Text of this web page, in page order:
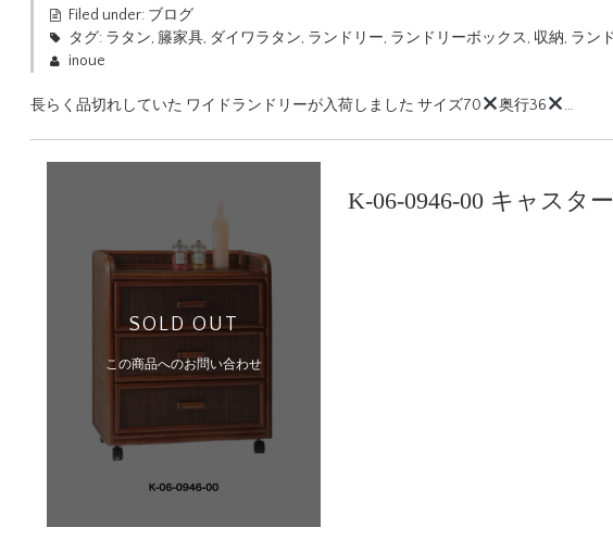
Filed under: ブログ
タグ: ラタン, 籐家具, ダイワラタン, ランドリー, ランドリーボックス, 収納, ラン
inoue
長らく品切れしていた ワイドランドリーが入荷しました サイズ70 奥行36 …
SOLD OUT
この商品へのお問い合わせ
K-06-0946-00 キャスタ